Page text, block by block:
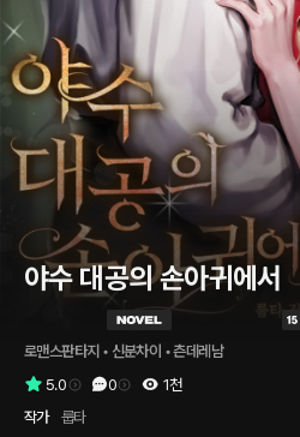
야수 대공의 손아귀에서
로맨스판타지 • 신분차이 • 츤데레남
5.0
0 1천
작가
룹타